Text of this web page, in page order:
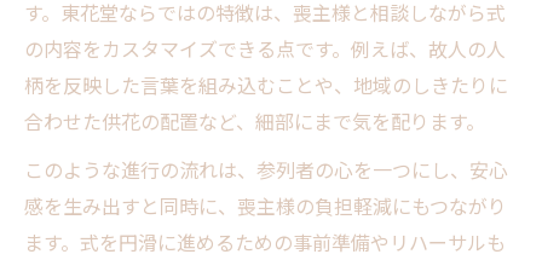
す。東花堂ならではの特徴は、喪主様と相談しながら式
の内容をカスタマイズできる点です。例えば、故人の人
柄を反映した言葉を組み込むことや、地域のしきたりに
合わせた供花の配置など、細部にまで気を配ります。
このような進行の流れは、参列者の心を一つにし、安心
感を生み出すと同時に、喪主様の負担軽減にもつながり
ます。式を円滑に進めるための事前準備やリハーサルも